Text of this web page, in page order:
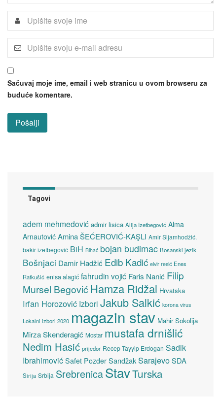
Sačuvaj moje ime, email i web stranicu u ovom browseru za
buduće komentare.
Tagovi
adem mehmedović admir lisica Alija Izetbegović Alma
Arnautović Amina ŠEĆEROVIĆ-KAŞLI Amir Sijamhodžić.
bakir izetbegović BiH Bihać bojan budimac Bosanski jezik
Bošnjaci Damir Hadžić Edib Kadić elvir resić Enes
Ratkušić enisa alagić fahrudin vojić Faris Nanić Filip
Mursel Begović Hamza Ridžal Hrvatska
Irfan Horozović Izbori Jakub Salkić korona virus
Lokalni izbori 2020 magazin stav Mahir Sokolija
Mirza Skenderagić Mostar mustafa drnišlić
Nedim Hasić prijedor Recep Tayyip Erdogan Sadik
Ibrahimović Safet Pozder SandžakSarajevoSDA
Sirija Srbija SrebrenicaStavTurska